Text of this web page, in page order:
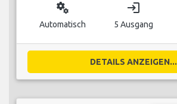
miscellaneous_services
Automatisch
login
5 Ausgang
DETAILS ANZEIGEN...